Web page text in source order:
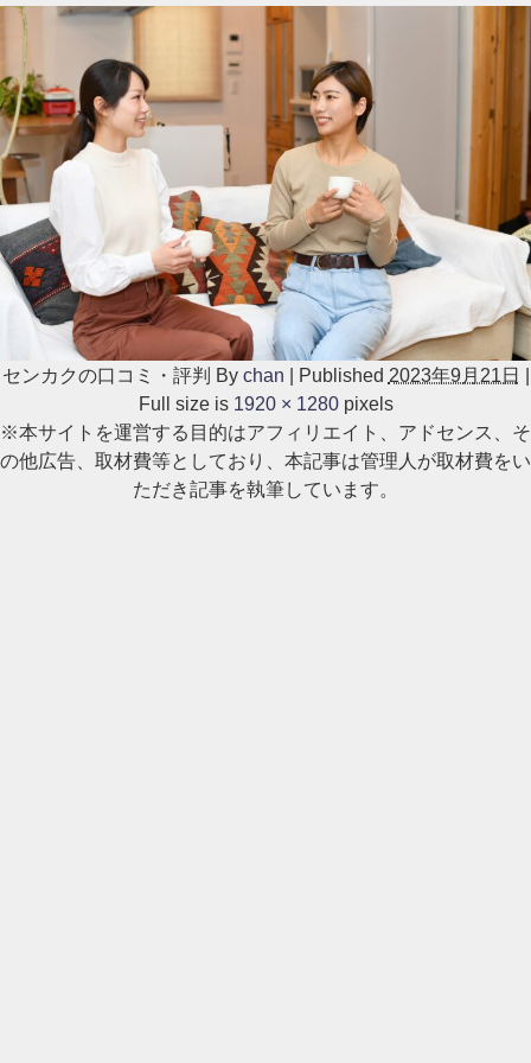
センカクの口コミ・評判 By chan Published 2023年9月21日
Full size is 1920 × 1280pixels
※本サイトを運営する目的はアフィリエイト、アドセンス、そ
の他広告、取材費等としており、本記事は管理人が取材費をい
ただき記事を執筆しています。